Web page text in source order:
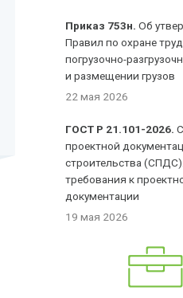
Приказ 753н. Об
Правил по охране
погрузочно-
и размещении грузов
22 мая 2026
ГОСТ Р 21.101-2026.
проектной
строительства
требования к
документации
19 мая 2026